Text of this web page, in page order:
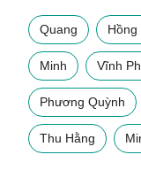
Quang
Minh Vĩnh
Phương Quỳnh
Thu Hằng